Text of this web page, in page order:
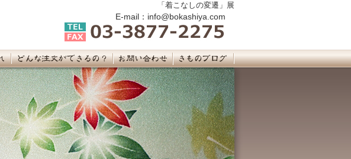
「着こなしの変遷」展
E-mail：info@bokashiya.com